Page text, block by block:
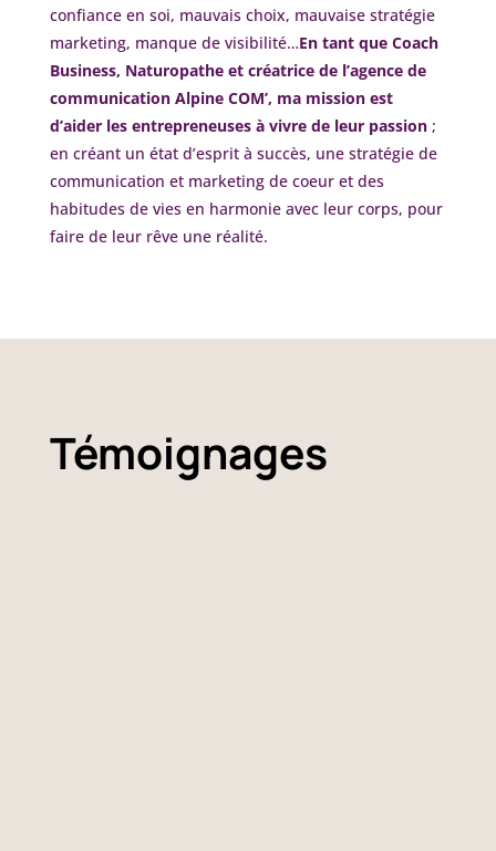
confiance en soi, mauvais choix, mauvaise stratégie
marketing, manque de visibilité…En tant que Coach
Business, Naturopathe et créatrice de l’agence de
communication Alpine COM’, ma mission est
d’aider les entrepreneuses à vivre de leur passion;
en créant un état d’esprit à succès, une stratégie de
communication et marketing de coeur et des
habitudes de vies en harmonie avec leur corps, pour
faire de leur rêve une réalité.
Témoignages